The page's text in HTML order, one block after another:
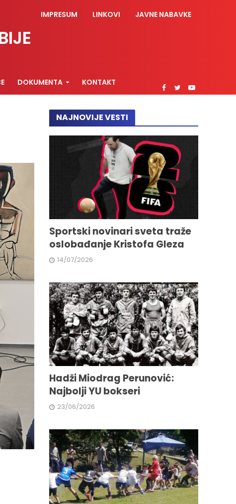
IMPRESUM LINKOVI JAVNE NABAVKE
DOKUMENTA KONTAKT
NAJNOVIJE VESTI
Sportski novinari sveta traže
oslobađanje Kristofa Gleza
14/07/2026
Hadži Miodrag Perunović:
Najbolji YU bokseri
23/06/2026